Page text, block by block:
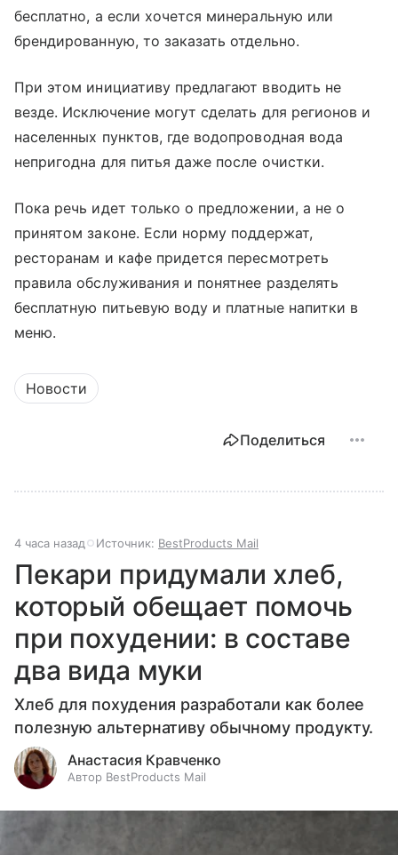
бесплатно, а если хочется минеральную или
брендированную, то заказать отдельно.
При этом инициативу предлагают вводить не
везде. Исключение могут сделать для регионов и
населенных пунктов, где водопроводная вода
непригодна для питья даже после очистки.
Пока речь идет только о предложении, а не о
принятом законе. Если норму поддержат,
ресторанам и кафе придется пересмотреть
правила обслуживания и понятнее разделять
бесплатную питьевую воду и платные напитки в
меню.
Новости
Поделиться
4 часа назад Источник: BestProducts Mail
Пекари придумали хлеб,
который обещает помочь
при похудении: в составе
два вида муки
Хлеб для похудения разработали как более
полезную альтернативу обычному продукту.
Анастасия Кравченко
Автор BestProducts Mail